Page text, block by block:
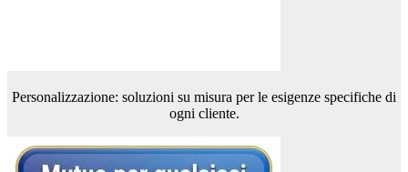
Personalizzazione: soluzioni su misura per le esigenze specifiche di
ogni cliente.